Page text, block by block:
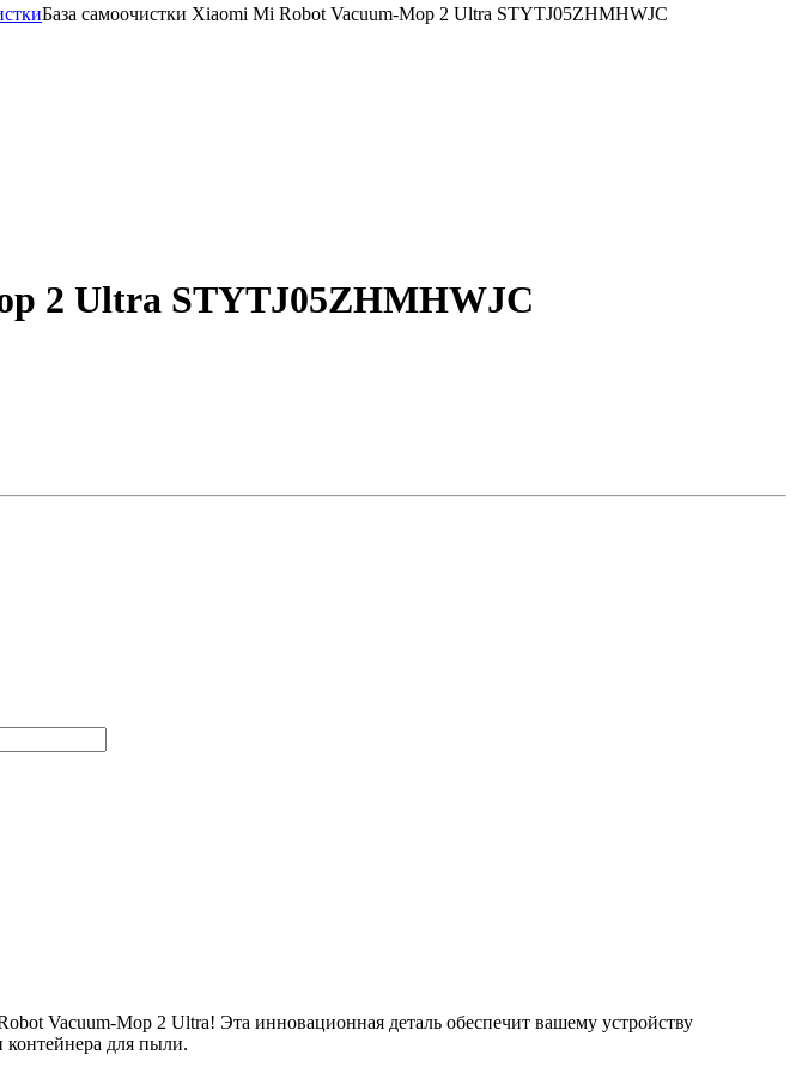
База самоочистки Xiaomi Mi Robot Vacuum-Mop 2 Ultra STYTJ05ZHMHWJC
2 Ultra STYTJ05ZHMHWJC
Vacuum-Mop 2 Ultra! Эта инновационная деталь обеспечит вашему устройству
контейнера для пыли.